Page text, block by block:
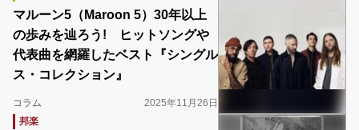
マルーン5（Maroon 5）30年以上
の歩みを辿ろう! ヒットソングや
代表曲を網羅したベスト『シングル
ス・コレクション』
コラム
2025年11月26日
邦楽